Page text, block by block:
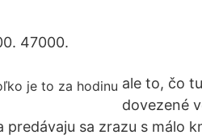
47000.
ale to, čo
dovezené
sa zrazu s málo